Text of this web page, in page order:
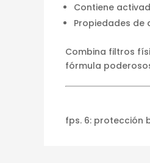
Contiene
Propiedades de
Combina filtros
fórmula
fps. 6: protección